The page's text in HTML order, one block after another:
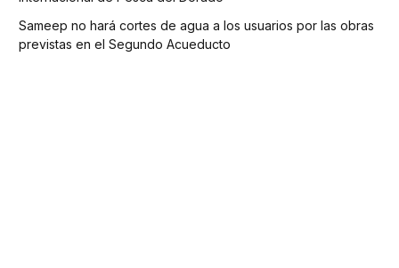
Sameep no hará cortes de agua a los usuarios por las obras
previstas en el Segundo Acueducto